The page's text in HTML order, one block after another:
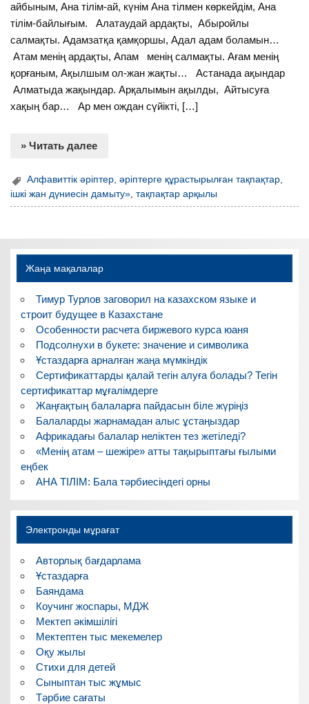
айбыным, Ана тілім-ай, күнім Ана тілмен көркейдім, Ана
тілім-байлығым. Алатаудай ардақты, Абыройлы
салмақты. Адамзатқа қамқоршы, Адал адам боламын…
Атам менің ардақты, Апам менің салмақты. Ағам менің
қорғаным, Ақылшым ол-жан жақты… Астанада ақындар
Алматыда жақындар. Арқалымын ақылды, Айтысуға
хақың бар… Ар мен ождан сүйікті, […]
» Читать далее
Алфавиттік әріптер,әріптерге құрастырылған тақпақтар,
ішкі жан дүниесін дамыту» ,тақпақтар арқылы
Жаңа мақалалар
Тимур Турлов заговорил на казахском языке и
строит будущее в Казахстане
Особенности расчета биржевого курса юаня
Подсолнухи в букете: значение и символика
Ұстаздарға арналған жаңа мүмкіндік
Сертификаттарды қалай тегін алуға болады? Тегін
сертификаттар мұғалімдерге
Жаңғақтың балаларға пайдасын біле жүріңіз
Балаларды жарнамадан алыс ұстаңыздар
Африкадағы балалар неліктен тез жетіледі?
«Менің атам – шежіре» атты тақырыптағы ғылыми
еңбек
АНА ТІЛІМ: Бала тәрбиесіндегі орны
Электронды мұрағат
Авторлық бағдарлама
Ұстаздарға
Баяндама
Коучинг жоспары, МДЖ
Мектеп әкімшілігі
Мектептен тыс мекемелер
Оқу жылы
Стихи для детей
Сыныптан тыс жұмыс
Тәрбие сағаты